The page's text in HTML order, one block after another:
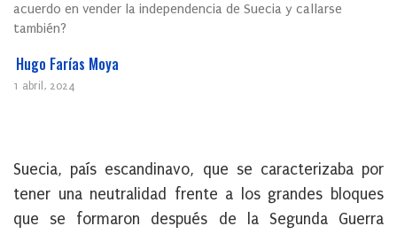
acuerdo en vender la independencia de Suecia y callarse
también?
Hugo Farías Moya
1 abril, 2024
Suecia, país escandinavo, que se caracterizaba por
tener una neutralidad frente a los grandes bloques
que se formaron después de la Segunda Guerra